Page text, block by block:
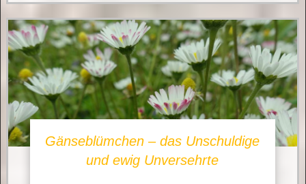
Gänseblümchen – das Unschuldige
und ewig Unversehrte